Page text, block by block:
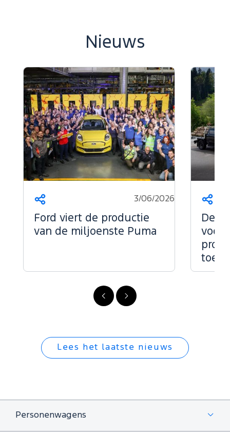
Nieuws
Volgende
Vorige
Deel
op...
3/06/2026
Ford viert de productie
van de miljoenste Puma
Deel
op...
De
voor
Lees het laatste nieuws
Personenwagens